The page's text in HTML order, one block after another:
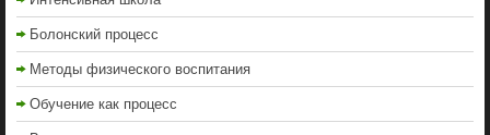
Болонский процесс
Методы физического воспитания
Обучение как процесс